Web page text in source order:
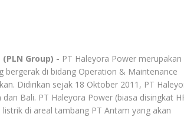
Group) - PT Haleyora Power merupakan
bergerak di bidang Operation & Maintenance
Didirikan sejak 18 Oktober 2011, PT
Bali. PT Haleyora Power (biasa disingkat
di areal tambang PT Antam yang akan